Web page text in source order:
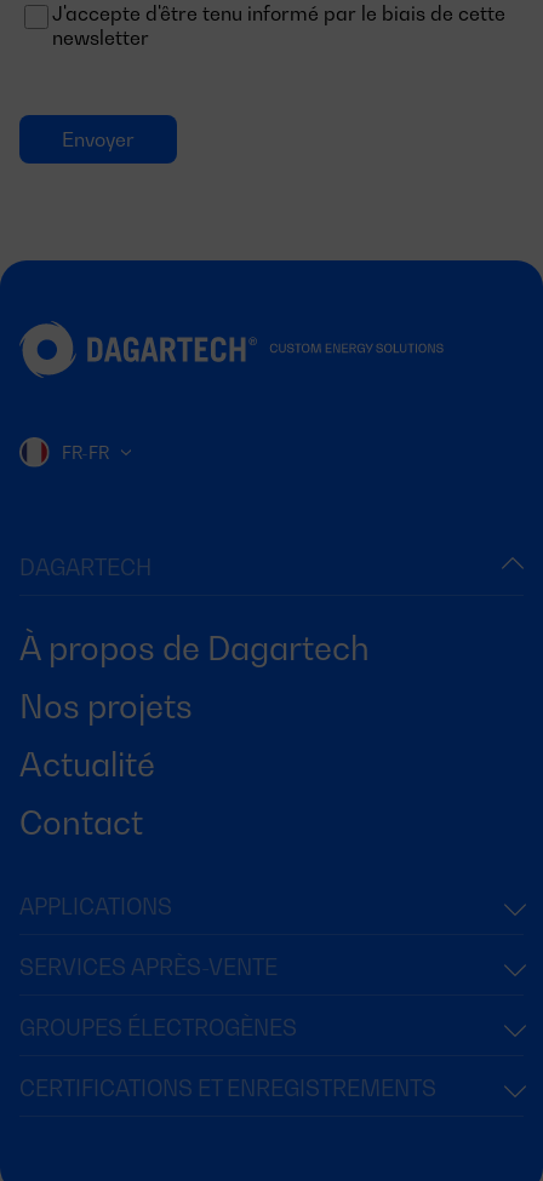
J'accepte d'être tenu informé par le biais de cette
newsletter
DAGARTECH
À propos de Dagartech
Nos projets
Actualité
Contact
FR-FR
APPLICATIONS
SERVICES APRÈS-VENTE
GROUPES ÉLECTROGÈNES
CERTIFICATIONS ET ENREGISTREMENTS